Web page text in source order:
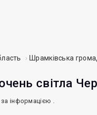
Шрамківська
світла
інформацією .